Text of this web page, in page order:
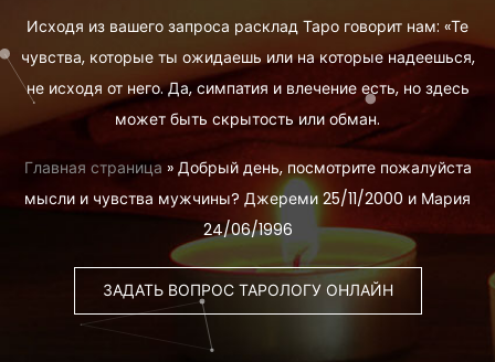
Исходя из вашего запроса расклад Таро говорит нам: «Те
чувства, которые ты ожидаешь или на которые надеешься,
не исходя от него. Да, симпатия и влечение есть, но здесь
может быть скрытость или обман.
Главная страница » Добрый день, посмотрите пожалуйста
мысли и чувства мужчины? Джереми 25/11/2000 и Мария
24/06/1996
ЗАДАТЬ ВОПРОС ТАРОЛОГУ ОНЛАЙН